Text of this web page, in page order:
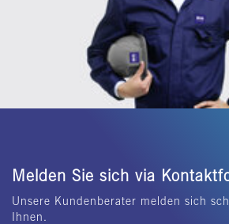
Melden Sie sich via
Unsere Kundenberater melden sich
Ihnen.